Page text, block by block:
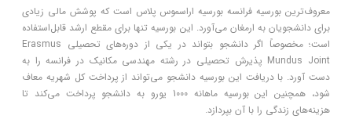
معروف‌ترین بورسیه فرانسه بورسیه اراسموس پلاس است که پوشش مالی زیادی
برای دانشجویان به ارمغان می‌آورد. این بورسیه تنها برای مقطع ارشد قابل‌استفاده
است؛ مخصوصاً اگر دانشجو بتواند در یکی از دوره‌های تحصیلی Erasmus
Mundus Joint پذیرش تحصیلی در رشته مهندسی مکانیک در فرانسه را به
دست آورد. با دریافت این بورسیه دانشجو می‌تواند از پرداخت کل شهریه معاف
شود، همچنین این بورسیه ماهانه 1000 یورو به دانشجو پرداخت می‌کند تا
هزینه‌های زندگی را با آن بپردازد.